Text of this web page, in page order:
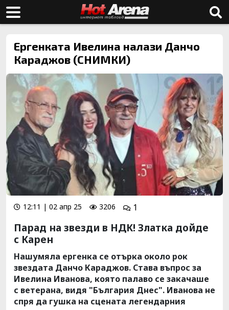
Ергенката Ивелина налази Данчо
Караджов (СНИМКИ)
12:11 | 02 апр 25 3206 1
Парад на звезди в НДК! Златка дойде
с Карен
Нашумяла ергенка се отърка около рок
звездата Данчо Караджов. Става въпрос за
Ивелина Иванова, която палаво се закачаше
с ветерана, видя "България Днес". Иванова не
спря да гушка на сцената легендарния